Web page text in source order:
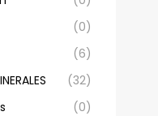
(0)
(6)
(32)
(0)